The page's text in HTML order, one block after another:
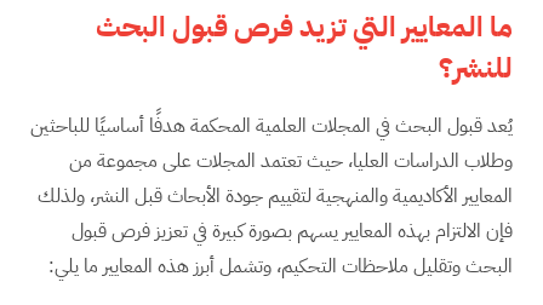
ما المعايير التي تزيد فرص قبول البحث
للنشر؟
يُعد قبول البحث في المجلات العلمية المحكمة هدفًا أساسيًا للباحثين
وطلاب الدراسات العليا، حيث تعتمد المجلات على مجموعة من
المعايير الأكاديمية والمنهجية لتقييم جودة الأبحاث قبل النشر، ولذلك
فإن الالتزام بهذه المعايير يسهم بصورة كبيرة في تعزيز فرص قبول
البحث وتقليل ملاحظات التحكيم، وتشمل أبرز هذه المعايير ما يلي: